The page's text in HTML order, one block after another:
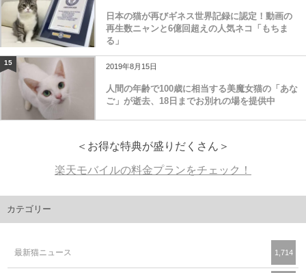
日本の猫が再びギネス世界記録に認定！動画の
再生数ニャンと6億回超えの人気ネコ「もちま
る」
15 2019年8月15日
人間の年齢で100歳に相当する美魔女猫の「あな
ご」が逝去、18日までお別れの場を提供中
＜お得な特典が盛りだくさん＞
楽天モバイルの料金プランをチェック！
カテゴリー
最新猫ニュース 1,714